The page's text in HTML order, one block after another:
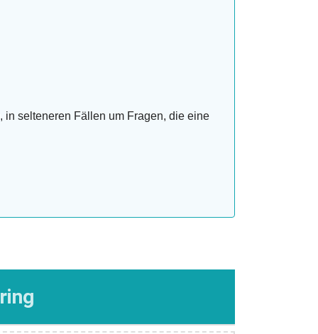
selteneren Fällen um Fragen, die eine